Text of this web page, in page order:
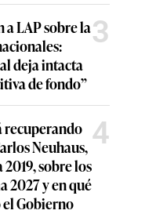
LAP sobre la
deja intacta
de fondo”
3
recuperando
Neuhaus,
sobre los
2027 y en qué
el Gobierno
4